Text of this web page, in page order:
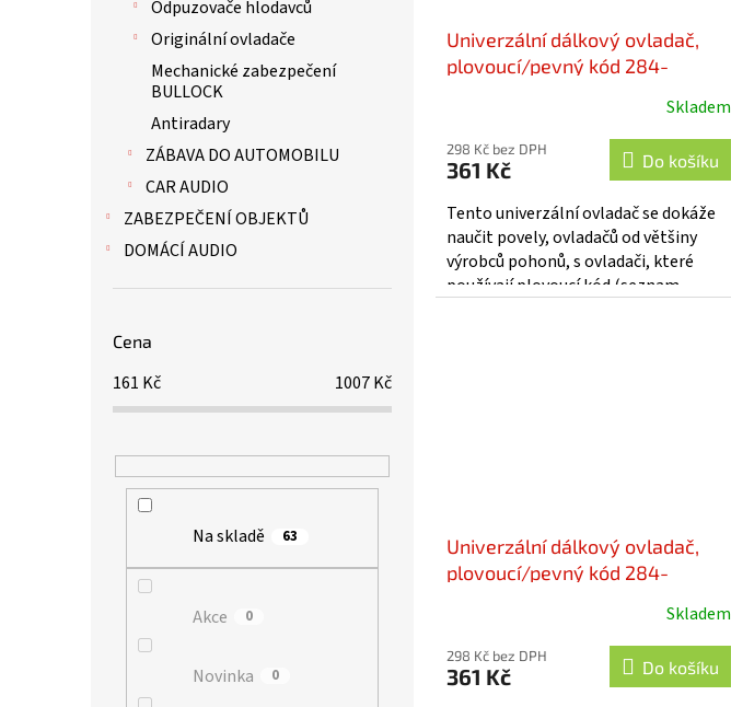
Odpuzovače hlodavců
Originální ovladače
Mechanické zabezpečení
BULLOCK
Antiradary
ZÁBAVA DO AUTOMOBILU
CAR AUDIO
ZABEZPEČENÍ OBJEKTŮ
DOMÁCÍ AUDIO
Cena
161 Kč 1007Kč
Na skladě 63
Akce 0
Novinka 0
Univerzální dálkový ovladač,
plovoucí/pevný kód 284-
Skladem
298 Kč bez DPH
361 Kč Do košíku
Tento univerzální ovladač se dokáže
naučit povely, ovladačů od většiny
výrobců pohonů, s ovladači, které
používají plovoucí kód (seznam
Univerzální dálkový ovladač,
plovoucí/pevný kód 284-
Skladem
298 Kč bez DPH
361 Kč Do košíku